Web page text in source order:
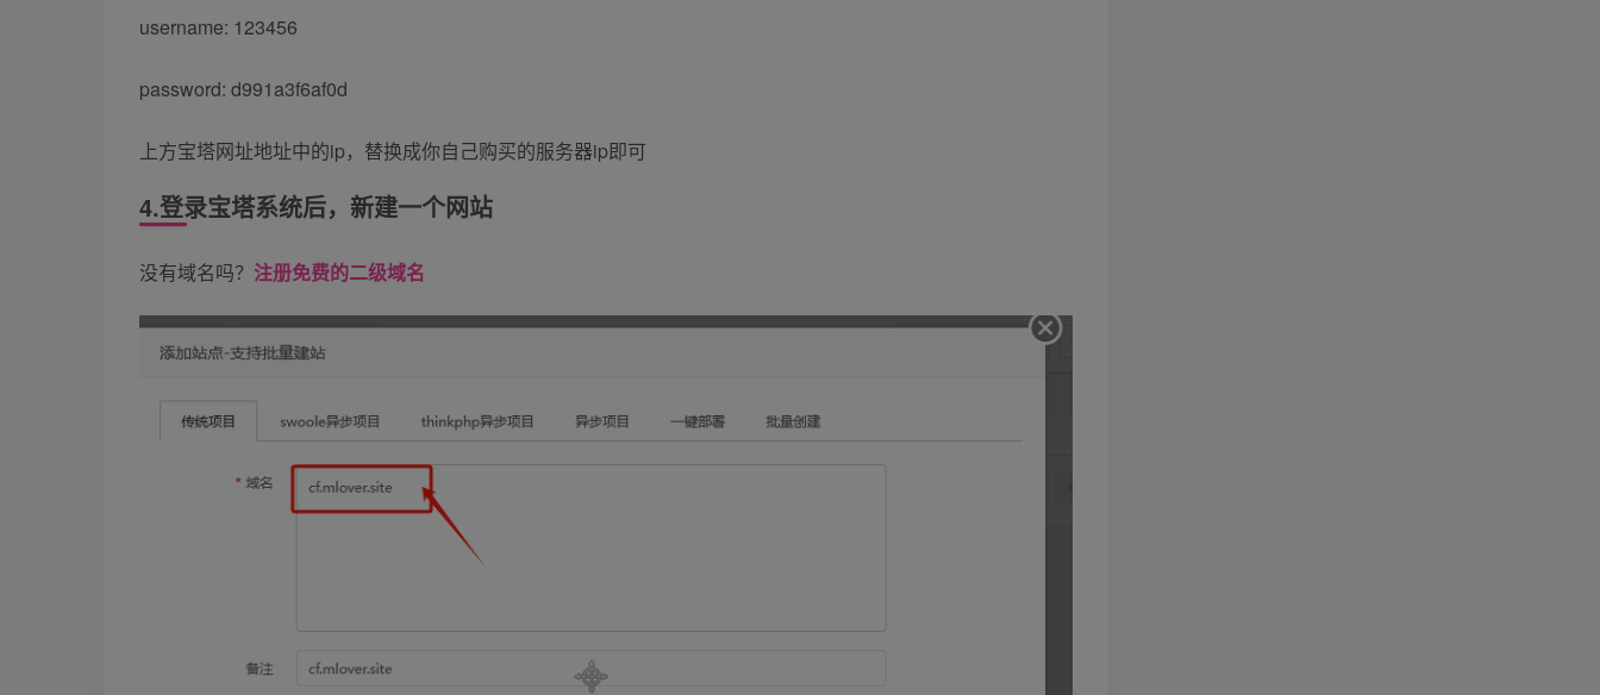
username: 123456
password: d991a3f6af0d
上方宝塔网址地址中的ip，替换成你自己购买的服务器ip即可
4.登录宝塔系统后，新建一个网站
没有域名吗？ 注册免费的二级域名